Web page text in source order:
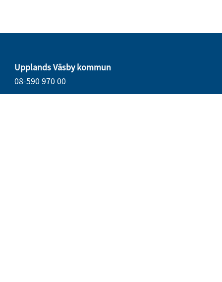
Upplands Väsby kommun
08-590 970 00